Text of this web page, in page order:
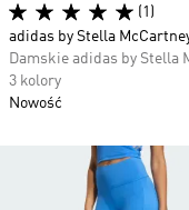
(1)
adidas by Stella
Damskie adidas by Stella
3 kolory
Nowość